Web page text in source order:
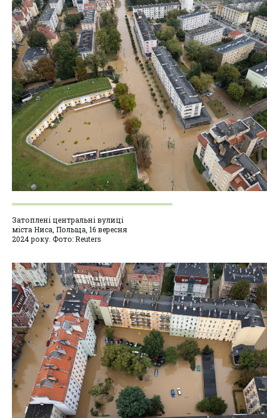
Затоплені центральні вулиці
міста Ниса, Польща, 16 вересня
2024 року. Фото: Reuters